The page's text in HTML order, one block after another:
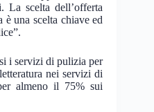
La scelta dell’offerta
è una scelta chiave ed
i servizi di pulizia per
nei servizi di
almeno il 75% sui